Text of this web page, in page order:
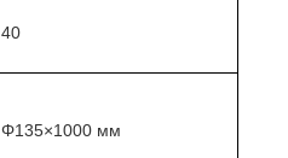
40
Φ135×1000 мм